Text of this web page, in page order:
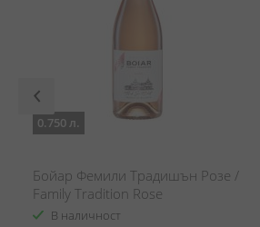
0.750 л.
Бойар Фемили Традишън Розе /
Family Tradition Rose
В наличност